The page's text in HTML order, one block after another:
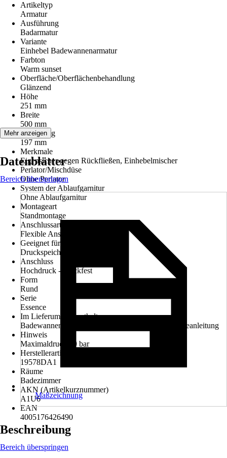
Artikeltyp
Armatur
Ausführung
Badarmatur
Variante
Einhebel Badewannenarmatur
Farbton
Warm sunset
Oberfläche/Oberflächenbehandlung
Glänzend
Höhe
251 mm
Breite
500 mm
Ausladung
197 mm
Merkmale
Eigensicher gegen Rückfließen, Einhebelmischer
Perlator/Mischdüse
Ohne Perlator
System der Ablaufgarnitur
Ohne Ablaufgarnitur
Montageart
Standmontage
Anschlussart
Flexible Anschlussschläuche 1/2"
Geeignet für
Druckspeicher, Durchlauferhitzer
Anschluss
Hochdruck - druckfest
Form
Rund
Serie
Essence
Im Lieferumfang enthalten
Badewannenarmatur, Befestigungsmaterial, Montageanleitung
Hinweis
Maximaldruck 10 bar
Herstellerartikelnummer
19578DA1
Räume
Badezimmer
AKN (Artikelkurznummer)
A1U6
EAN
4005176426490
Mehr anzeigen
Datenblätter
Bereich überspringen
Maßzeichnung
Beschreibung
Bereich überspringen